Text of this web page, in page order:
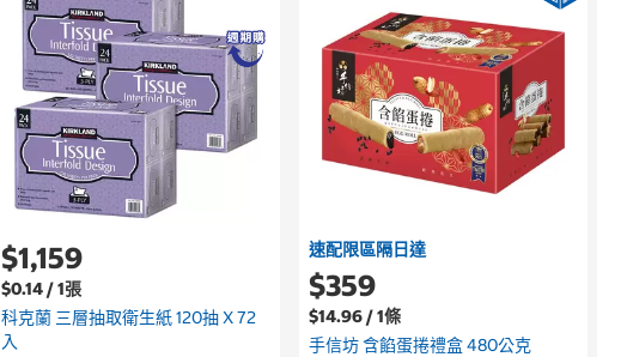
$1,159
$0.14 / 1張
科克蘭 三層抽取衛生紙 120抽 X 72
入
速配限區隔日達
$359
$14.96 / 1條
手信坊 含餡蛋捲禮盒 480公克